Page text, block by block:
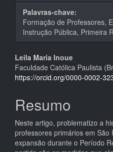
Palavras-chave:
Formação de Professores,
Instrução Pública, Primeira
Conteúdo
do
principal
Leila Maria Inoue
Faculdade Católica Paulista
https://orcid.org/0000-0002-
Resumo
Neste artigo, problematizo a
professores primários em São
expansão durante o Período